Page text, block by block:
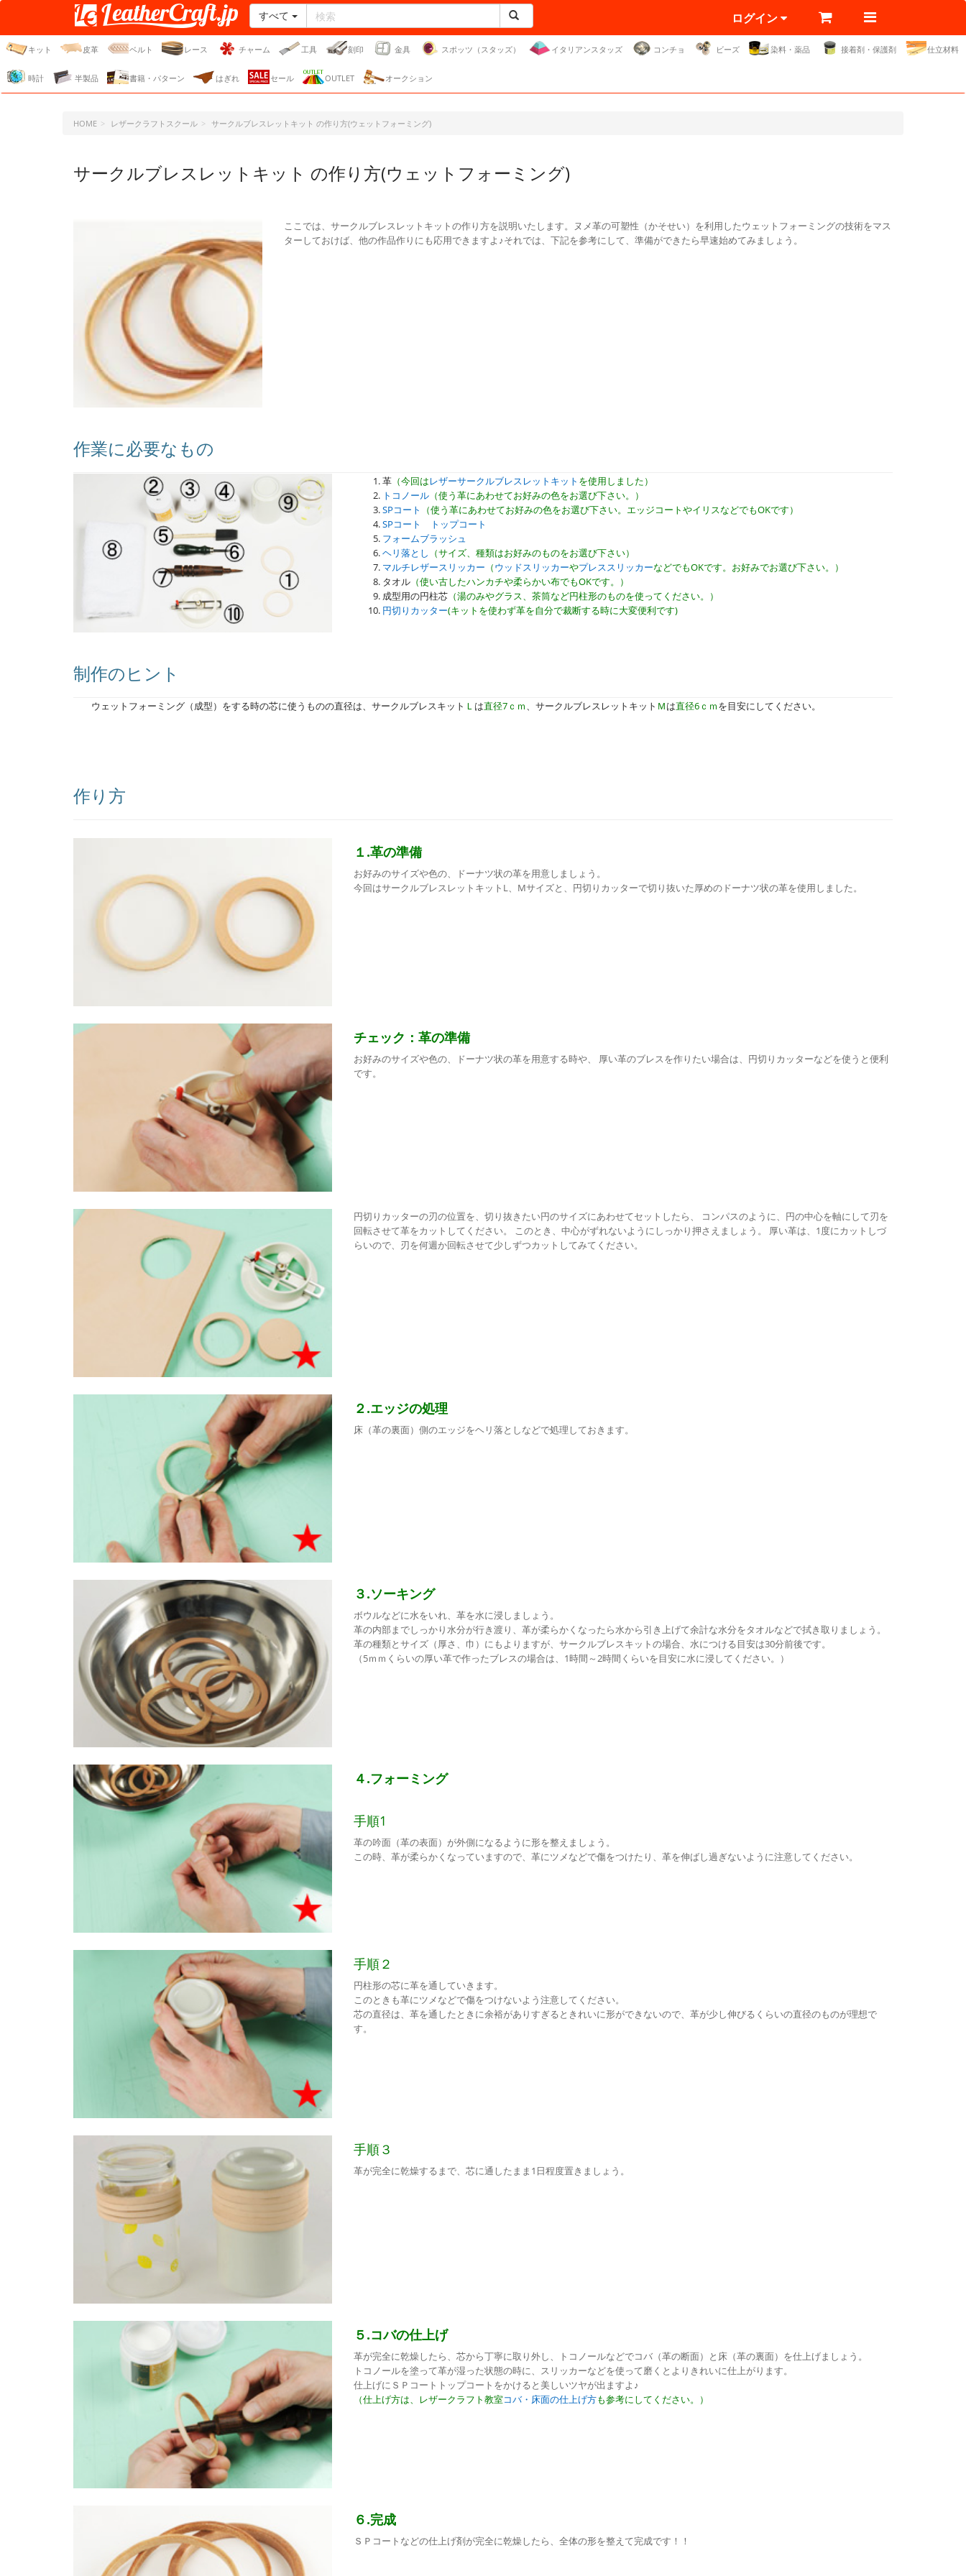
レザークラフト・ドット・
ジェーピー
すべて ログイン
キット 皮革 ベルト レース チャーム 工具 刻印 金具 スポッツ（スタッズ） イタリアンスタッズ コンチョ ビーズ 染料・薬品 接着剤・保護剤 仕立材料
時計 半製品 書籍・パターン はぎれ セール OUTLET オークション
HOME レザークラフトスクール サークルブレスレットキット の作り方(ウェットフォーミング)
サークルブレスレットキット の作り方(ウェットフォーミング)
ここでは、サークルブレスレットキットの作り方を説明いたします。ヌメ革の可塑性（かそせい）を利用したウェットフォーミングの技術をマス
ターしておけば、他の作品作りにも応用できますよ♪それでは、下記を参考にして、準備ができたら早速始めてみましょう。
作業に必要なもの
革 （今回はレザーサークルブレスレットキット を使用しました）
トコノール （使う革にあわせてお好みの色をお選び下さい。）
SPコート
（使う革にあわせてお好みの色をお選び下さい。エッジコートやイリスなどでもOKです）
SPコート トップコート
フォームブラッシュ
ヘリ落とし （サイズ、種類はお好みのものをお選び下さい）
マルチレザースリッカー （ウッドスリッカーやプレススリッカーなどでもOKです。お好みでお選び下さい。）
タオル （使い古したハンカチや柔らかい布でもOKです。）
成型用の円柱芯 （湯のみやグラス、茶筒など円柱形のものを使ってください。）
円切りカッター(キットを使わず革を自分で裁断する時に大変便利です)
制作のヒント
ウェットフォーミング（成型）をする時の芯に使うものの直径は、サークルブレスキット Ｌ は直径7ｃｍ、サークルブレスレットキット Ｍは直径6ｃｍを目安にしてください。
作り方
１.革の準備
お好みのサイズや色の、ドーナツ状の革を用意しましょう。
今回はサークルブレスレットキットL、Mサイズと、円切りカッターで切り抜いた厚めのドーナツ状の革を使用しました。
チェック：革の準備
お好みのサイズや色の、ドーナツ状の革を用意する時や、 厚い革のブレスを作りたい場合は、円切りカッターなどを使うと便利
です。
円切りカッターの刃の位置を、切り抜きたい円のサイズにあわせてセットしたら、 コンパスのように、円の中心を軸にして刃を
回転させて革をカットしてください。 このとき、中心がずれないようにしっかり押さえましょう。 厚い革は、1度にカットしづ
らいので、刃を何週か回転させて少しずつカットしてみてください。
２.エッジの処理
床（革の裏面）側のエッジをヘリ落としなどで処理しておきます。
３.ソーキング
ボウルなどに水をいれ、革を水に浸しましょう。
革の内部までしっかり水分が行き渡り、革が柔らかくなったら水から引き上げて余計な水分をタオルなどで拭き取りましょう。
革の種類とサイズ（厚さ、巾）にもよりますが、サークルブレスキットの場合、水につける目安は30分前後です。
（5ｍｍくらいの厚い革で作ったブレスの場合は、1時間～2時間くらいを目安に水に浸してください。）
４.フォーミング
手順1
革の吟面（革の表面）が外側になるように形を整えましょう。
この時、革が柔らかくなっていますので、革にツメなどで傷をつけたり、革を伸ばし過ぎないように注意してください。
手順２
円柱形の芯に革を通していきます。
このときも革にツメなどで傷をつけないよう注意してください。
芯の直径は、革を通したときに余裕がありすぎるときれいに形ができないので、革が少し伸びるくらいの直径のものが理想で
す。
手順３
革が完全に乾燥するまで、芯に通したまま1日程度置きましょう。
５.コバの仕上げ
革が完全に乾燥したら、芯から丁寧に取り外し、トコノールなどでコバ（革の断面）と床（革の裏面）を仕上げましょう。
トコノールを塗って革が湿った状態の時に、スリッカーなどを使って磨くとよりきれいに仕上がります。
仕上げにＳＰコートトップコートをかけると美しいツヤが出ますよ♪
（仕上げ方は、レザークラフト教室コバ・床面の仕上げ方も参考にしてください。）
６.完成
ＳＰコートなどの仕上げ剤が完全に乾燥したら、全体の形を整えて完成です！！